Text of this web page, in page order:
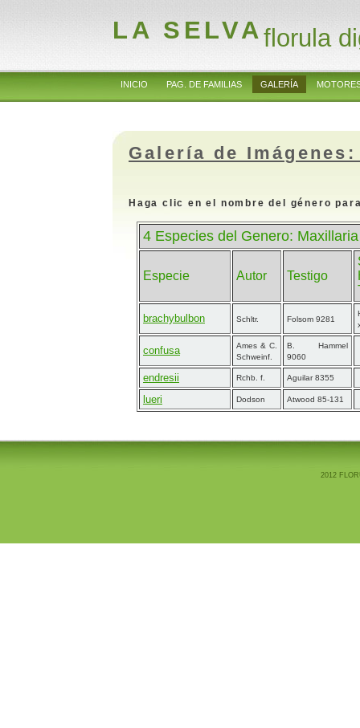
LA SELVAflorula
INICIO PAG. DE FAMILIAS GALERÍA
Galería de
Haga clic en el nombre del género
4 Especies del Genero:
Especie Autor Testigo
brachybulbon Schltr. Folsom 9281
confusa
Ames & C.
Schweinf.
B. Hammel
9060
endresii Rchb. f. Aguilar 8355
lueri Dodson Atwood 85-131
2012